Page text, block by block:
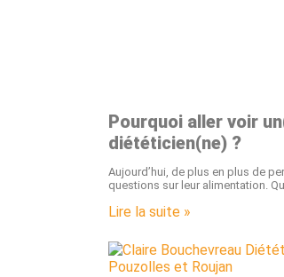
Pourquoi aller voir
diététicien(ne) ?
Aujourd’hui, de plus en plus de
questions sur leur alimentation.
Lire la suite »